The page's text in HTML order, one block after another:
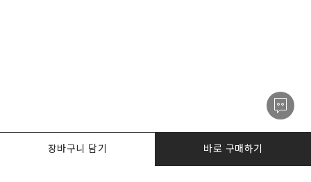
장바구니 담기 바로 구매하기